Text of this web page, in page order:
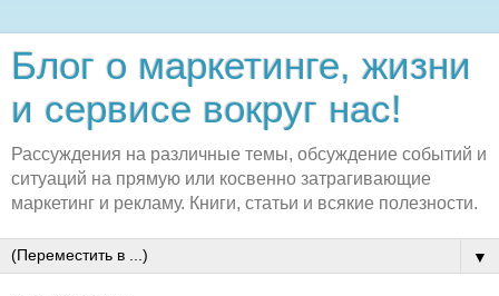
Блог о маркетинге, жизни
и сервисе вокруг нас!
Рассуждения на различные темы, обсуждение событий и
ситуаций на прямую или косвенно затрагивающие
маркетинг и рекламу. Книги, статьи и всякие полезности.
▼